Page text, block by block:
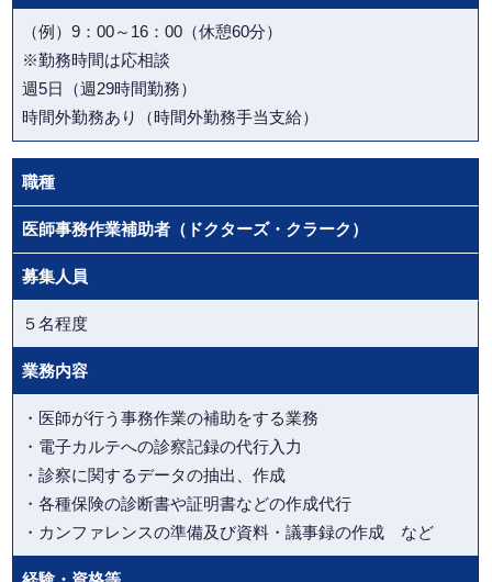
（例）9：00～16：00（休憩60分）
※勤務時間は応相談
週5日（週29時間勤務）
時間外勤務あり（時間外勤務手当支給）
職種
医師事務作業補助者（ドクターズ・クラーク）
募集人員
５名程度
業務内容
・医師が行う事務作業の補助をする業務
・電子カルテへの診察記録の代行入力
・診察に関するデータの抽出、作成
・各種保険の診断書や証明書などの作成代行
・カンファレンスの準備及び資料・議事録の作成 など